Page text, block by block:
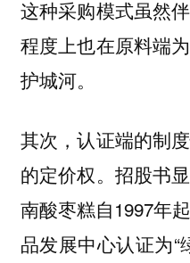
这种采购模式虽然
程度上也在原料端
护城河。
其次，认证端的制
的定价权。招股书
南酸枣糕自1997年
品发展中心认证为“